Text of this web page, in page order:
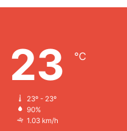
23 ℃
23º - 23º
90%
1.03 km/h